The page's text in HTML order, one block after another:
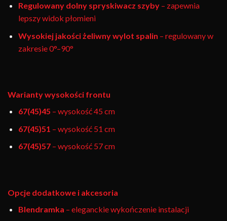
Regulowany dolny spryskiwacz szyby– zapewnia
lepszy widok płomieni
Wysokiej jakości żeliwny wylot spalin – regulowany w
zakresie 0°–90°
Warianty wysokości frontu
67(45)45 – wysokość 45 cm
67(45)51 – wysokość 51 cm
67(45)57– wysokość 57 cm
Opcje dodatkowe i akcesoria
Blendramka – eleganckie wykończenie instalacji